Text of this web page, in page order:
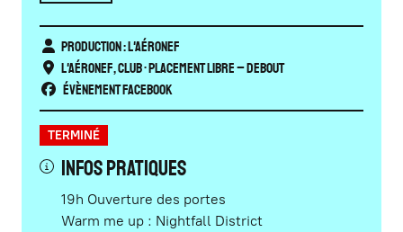
Production : L'Aéronef
L'Aéronef,Club• Placement libre – Debout
Évènement Facebook
TERMINÉ
Infos pratiques
19h Ouverture des portes
Warm me up : Nightfall District